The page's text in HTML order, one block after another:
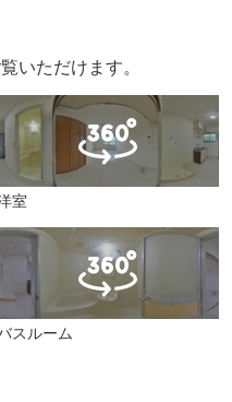
いただけます。
室
スルーム